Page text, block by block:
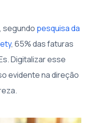
segundo pesquisa da
, 65% das faturas
Digitalizar esse
evidente na direção